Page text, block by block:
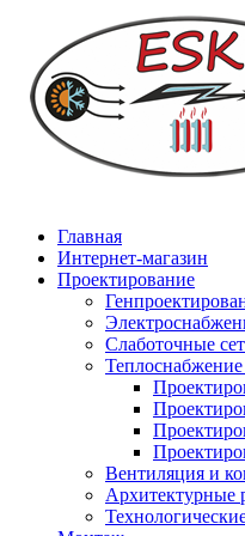
Главная
Интернет-магазин
Проектирование
Слаботочные
Вентиляция и
Архитектурные